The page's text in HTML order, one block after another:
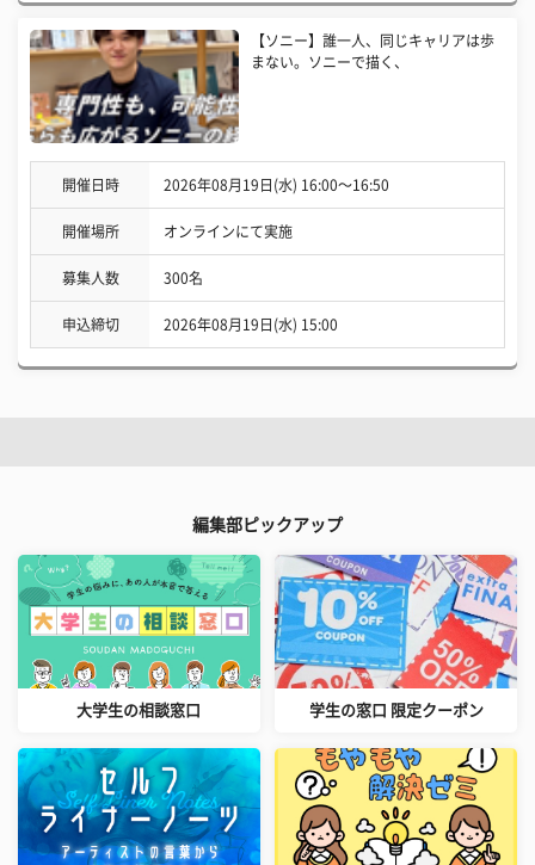
【ソニー】誰一人、同じキャリアは歩
まない。ソニーで描く、
開催日時 2026年08月19日(水) 16:00〜16:50
開催場所 オンラインにて実施
募集人数 300名
申込締切 2026年08月19日(水) 15:00
編集部ピックアップ
大学生の相談窓口 学生の窓口 限定クーポン